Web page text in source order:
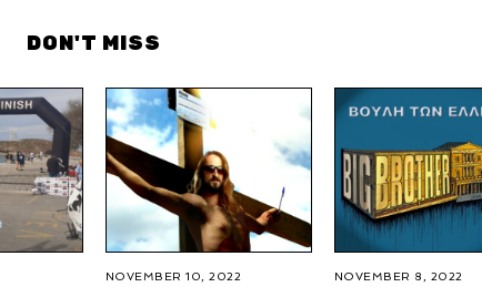
DON'T MISS
NOVEMBER 10, 2022 NOVEMBER 8, 2022